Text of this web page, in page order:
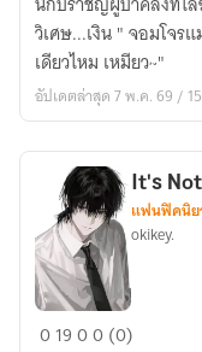
วัน
ใด
ที่
8
กลืน
กิน
วิเศษ...เงิน " จอมโจร
เดียวไหม เหมียว~"
อัปเดตล่าสุด 7 พ.ค. 69 /
It's
It's
แฟนฟิคนิย
okikey.
01900 (0)